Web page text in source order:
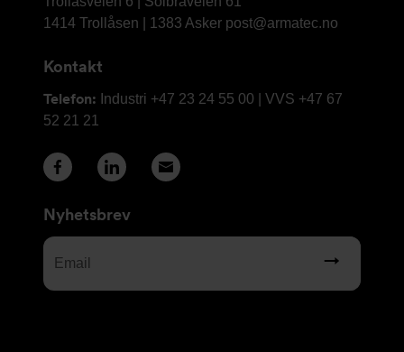
AS
1414 Trollåsen | 1383 Asker post@armatec.no
Kontakt
Telefon: Industri +47 23 24 55 00 | VVS +47 67
52 21 21
Nyhetsbrev
Email
(Required)